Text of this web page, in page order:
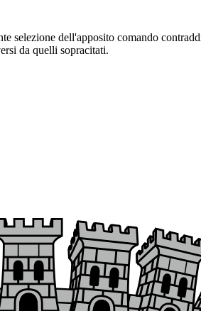
selezione dell'apposito comando
da quelli sopracitati.